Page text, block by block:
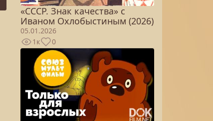
«СССР. Знак качества» с
Иваном Охлобыстиным (2026)
05.01.2026
1к
0